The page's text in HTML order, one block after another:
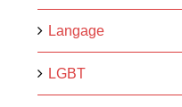
Langage
LGBT